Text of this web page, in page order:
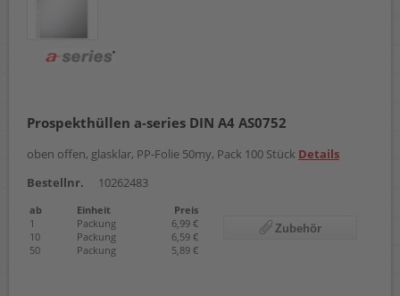
Prospekthüllen a-series DIN A4 AS0752
oben offen, glasklar, PP-Folie 50my, Pack 100 Stück Details
Bestellnr.
10262483
ab Einheit
Preis
1
Packung
6,99 €
10
Packung
6,59 €
50
Packung 5,89 €
Zubehör